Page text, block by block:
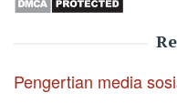
Pengertian media